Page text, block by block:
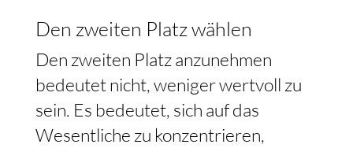
Den zweiten Platz wählen
Den zweiten Platz anzunehmen
bedeutet nicht, weniger wertvoll zu
sein. Es bedeutet, sich auf das
Wesentliche zu konzentrieren,